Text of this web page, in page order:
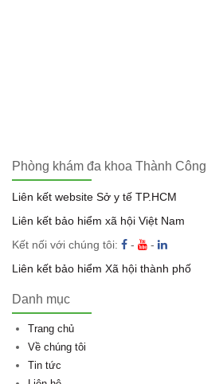
Phòng khám đa khoa Thành Công
Liên kết website Sở y tế TP.HCM
Liên kết bảo hiểm xã hội Việt Nam
Kết nối với chúng tôi:
-
-
Liên kết bảo hiểm Xã hội thành phố
Danh mục
Trang chủ
Về chúng tôi
Tin tức